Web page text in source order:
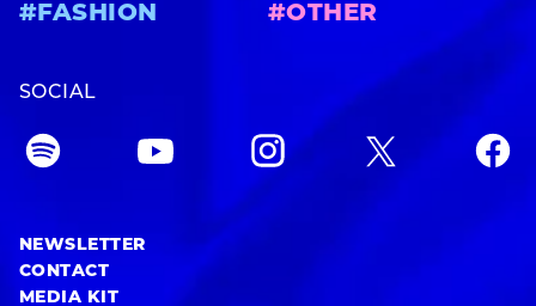
#FASHION
#OTHER
SOCIAL
NEWSLETTER
CONTACT
MEDIA KIT